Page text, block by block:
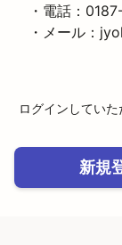
・電話：
・メール：
ログインしてい
新規